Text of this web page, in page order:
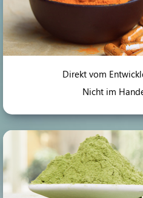
Direkt vom
Nicht im